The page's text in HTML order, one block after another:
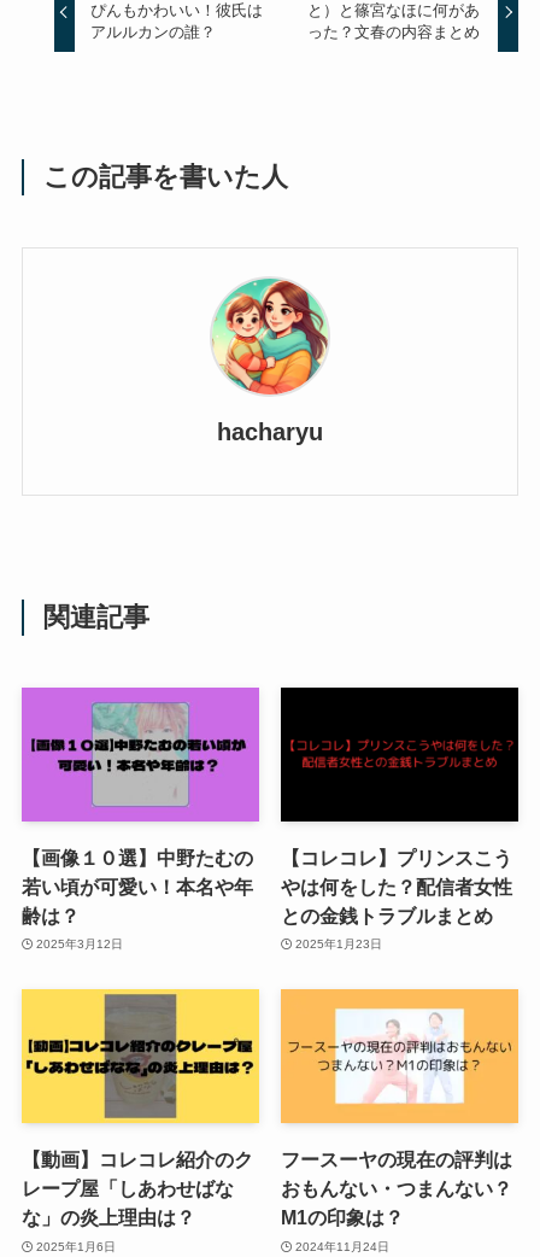
ぴんもかわいい！彼氏は
アルルカンの誰？
と）と篠宮なほに何があ
った？文春の内容まとめ
この記事を書いた人
hacharyu
関連記事
【画像１０選】中野たむの
若い頃が可愛い！本名や年
齢は？
2025年3月12日
【コレコレ】プリンスこう
やは何をした？配信者女性
との金銭トラブルまとめ
2025年1月23日
【動画】コレコレ紹介のク
レープ屋「しあわせばな
な」の炎上理由は？
2025年1月6日
フースーヤの現在の評判は
おもんない・つまんない？
M1の印象は？
2024年11月24日